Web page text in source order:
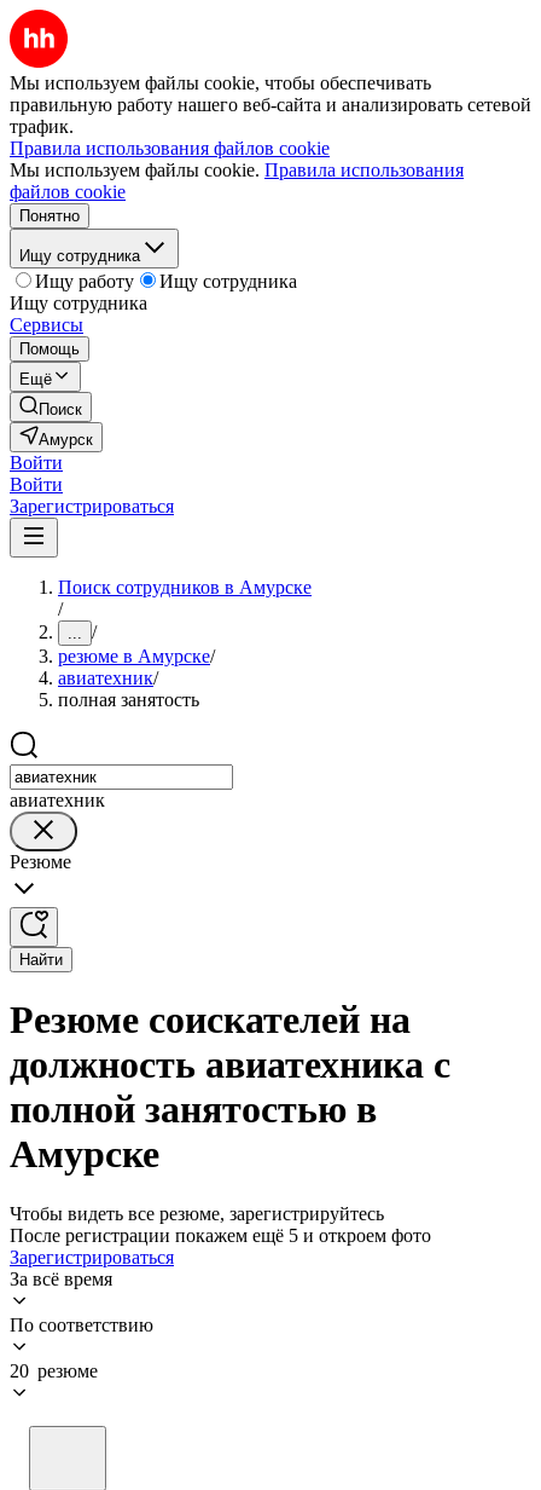
Мы используем файлы cookie, чтобы обеспечивать
правильную работу нашего веб-сайта и анализировать сетевой
трафик.
Правила использования файлов cookie
Мы используем файлы cookie. Правила использования
файлов cookie
Понятно
Ищу сотрудника
Ищу работу
Ищу сотрудника
Ищу сотрудника
Сервисы
Помощь
Ещё
Поиск
Амурск
Войти
Войти
Зарегистрироваться
Поиск сотрудников в Амурске
/
... /
резюме в Амурске/
авиатехник/
полная занятость
авиатехник
Резюме
Найти
Резюме соискателей на
должность авиатехника с
полной занятостью в
Амурске
Чтобы видеть все резюме, зарегистрируйтесь
После регистрации покажем ещё 5 и откроем фото
Зарегистрироваться
За всё время
По соответствию
20 резюме